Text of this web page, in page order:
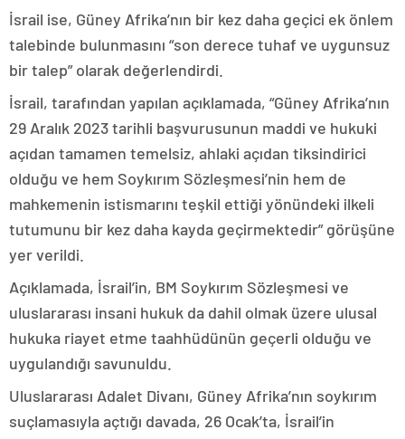
İsrail ise, Güney Afrika’nın bir kez daha geçici ek önlem
talebinde bulunmasını “son derece tuhaf ve uygunsuz
bir talep” olarak değerlendirdi.
İsrail, tarafından yapılan açıklamada, “Güney Afrika’nın
29 Aralık 2023 tarihli başvurusunun maddi ve hukuki
açıdan tamamen temelsiz, ahlaki açıdan tiksindirici
olduğu ve hem Soykırım Sözleşmesi’nin hem de
mahkemenin istismarını teşkil ettiği yönündeki ilkeli
tutumunu bir kez daha kayda geçirmektedir” görüşüne
yer verildi.
Açıklamada, İsrail’in, BM Soykırım Sözleşmesi ve
uluslararası insani hukuk da dahil olmak üzere ulusal
hukuka riayet etme taahhüdünün geçerli olduğu ve
uygulandığı savunuldu.
Uluslararası Adalet Divanı, Güney Afrika’nın soykırım
suçlamasıyla açtığı davada, 26 Ocak’ta, İsrail’in